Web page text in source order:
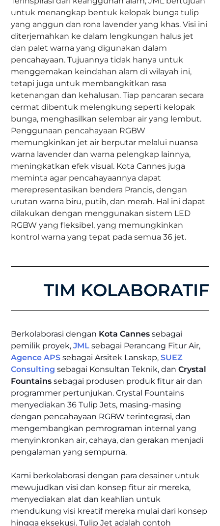
untuk menangkap bentuk kelopak bunga tulip
yang anggun dan rona lavender yang khas. Visi ini
diterjemahkan ke dalam lengkungan halus jet
dan palet warna yang digunakan dalam
pencahayaan. Tujuannya tidak hanya untuk
menggemakan keindahan alam di wilayah ini,
tetapi juga untuk membangkitkan rasa
ketenangan dan kehalusan. Tiap pancaran secara
cermat dibentuk melengkung seperti kelopak
bunga, menghasilkan selembar air yang lembut.
Penggunaan pencahayaan RGBW
memungkinkan jet air berputar melalui nuansa
warna lavender dan warna pelengkap lainnya,
meningkatkan efek visual. Kota Cannes juga
meminta agar pencahayaannya dapat
merepresentasikan bendera Prancis, dengan
urutan warna biru, putih, dan merah. Hal ini dapat
dilakukan dengan menggunakan sistem LED
RGBW yang fleksibel, yang memungkinkan
kontrol warna yang tepat pada semua 36 jet.
TIM KOLABORATIF
Berkolaborasi dengan Kota Cannes sebagai
pemilik proyek,JML sebagai Perancang Fitur Air,
Agence APS sebagai Arsitek Lanskap,SUEZ
Consulting sebagai Konsultan Teknik, danCrystal
Fountains sebagai produsen produk fitur air dan
programmer pertunjukan. Crystal Fountains
menyediakan 36 Tulip Jets, masing-masing
dengan pencahayaan RGBW terintegrasi, dan
mengembangkan pemrograman internal yang
menyinkronkan air, cahaya, dan gerakan menjadi
pengalaman yang sempurna.
Kami berkolaborasi dengan para desainer untuk
mewujudkan visi dan konsep fitur air mereka,
menyediakan alat dan keahlian untuk
mendukung visi kreatif mereka mulai dari konsep
hingga eksekusi. Tulip Jet adalah contoh